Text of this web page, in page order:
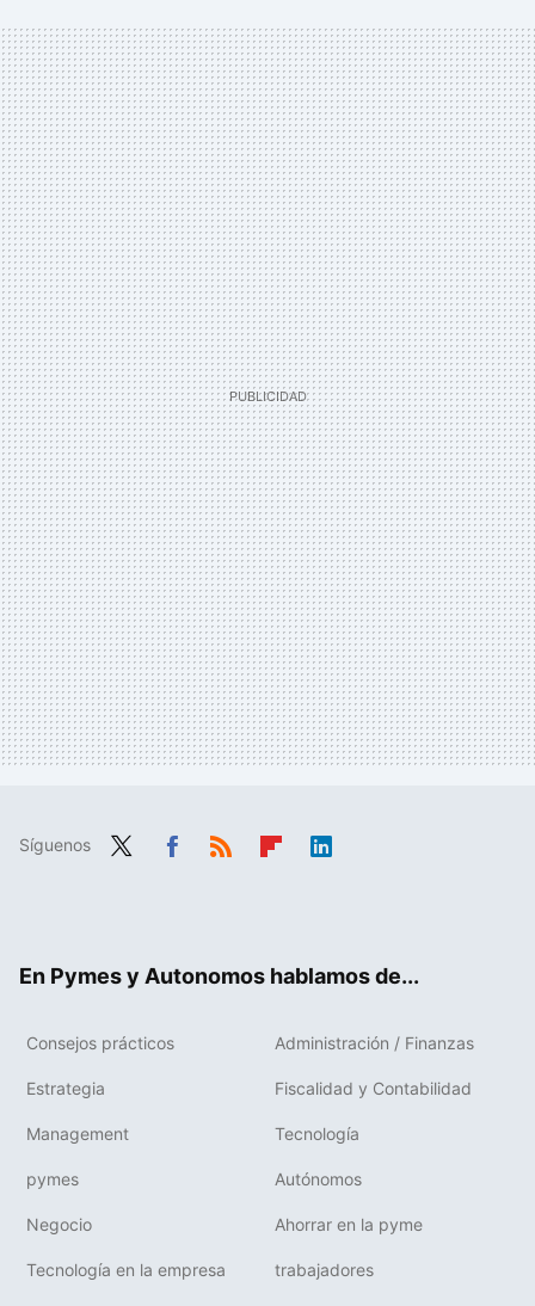
Síguenos
En Pymes y Autonomos hablamos de...
Consejos prácticos Administración / Finanzas
Estrategia Fiscalidad y Contabilidad
Management Tecnología
pymes Autónomos
Negocio Ahorrar en la pyme
Tecnología en la empresa trabajadores